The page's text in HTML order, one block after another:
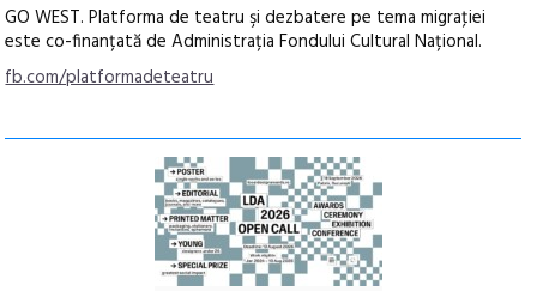
GO WEST. Platforma de teatru şi dezbatere pe tema migraţiei
este co-finanțată de Administrația Fondului Cultural Național.
fb.com/platformadeteatru